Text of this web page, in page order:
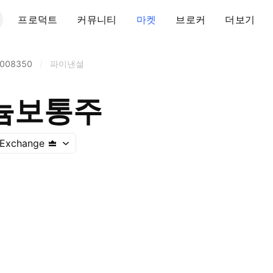
프로덕트 커뮤니티 마켓 브로커 더보기
008350 파이낸셜
보통주